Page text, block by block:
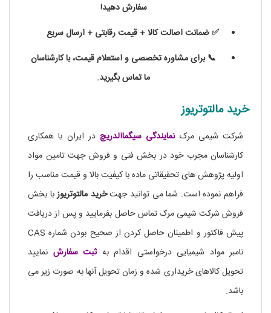
سفارش دهید!
✅ ضمانت اصالت کالا + قیمت رقابتی + ارسال سریع
📞 برای مشاوره تخصصی و استعلام قیمت، با کارشناسان
ما تماس بگیرید.
خرید مالتوتریوز
شرکت شیمی مرکنمایندگی سیگماآلدریچ در ایران با همکاری
کارشناسان مجرب خود در بخش فنی و فروش جهت تامین مواد
اولیه پژوهش های تحقیقاتی ماده با کیفیت بالا و قیمت مناسب را
فراهم نموده است. شما می توانید جهتخرید مالتوتریوزبا بخش
فروش شرکت شیمی مرک تماس حاصل بفرمایید و پس از دریافت
پیش فاکتور و اطمینان حاصل کردن از صحیح بودن شماره CAS
نامبر مواد شیمیایی درخواستی اقدام بهثبت سفارش نمایید
تحویل کالاهای خریداری شده و زمان تحویل آنها به صورت زیر می
باشد.